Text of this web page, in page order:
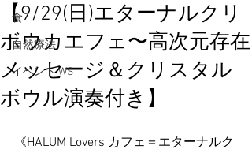
食
自然療法
イベント WS
【9/29(日)エターナルクリ
ボウカエフェ〜高次元存在
メッセージ＆クリスタル
ボウル演奏付き】
《HALUM Lovers カフェ＝エターナルク